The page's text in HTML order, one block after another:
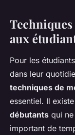
aux
Pour les
dans leur
techniques de
essentiel. Il
débutants qui
important de